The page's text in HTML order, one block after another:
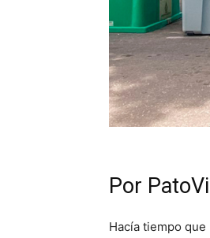
Por
Hacía tiempo